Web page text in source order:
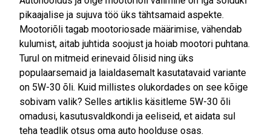
pikaajalise ja sujuva töö üks tähtsamaid aspekte.
Mootoriõli tagab mootoriosade määrimise, vähendab
kulumist, aitab juhtida soojust ja hoiab mootori puhtana.
Turul on mitmeid erinevaid õlisid ning üks
populaarsemaid ja laialdasemalt kasutatavaid variante
on 5W-30 õli. Kuid millistes olukordades on see kõige
sobivam valik? Selles artiklis käsitleme 5W-30 õli
omadusi, kasutusvaldkondi ja eeliseid, et aidata sul
teha teadlik otsus oma auto hoolduse osas.